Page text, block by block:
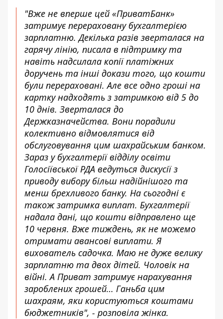
"Вже не вперше цей «ПриватБанк»
затримує перераховану бухгалтерією
зарплатню. Декілька разів зверталася на
гарячу лінію, писала в підтримку та
навіть надсилала копії платіжних
доручень та інші докази того, що кошти
були перераховані. Але все одно гроші на
картку надходять з затримкою від 5 до
10 днів. Зверталася до
Держказначейства. Вони порадили
колективно відмовлятися від
обслуговування цим шахрайським банком.
Зараз у бухгалтерії відділу освіти
Голосіївської РДА ведуться дискусії з
приводу вибору більш надійнішого та
менш брехливого банку. На сьогодні є
також затримка виплат. Бухгалтерії
надала дані, що кошти відправлено ще
10 червня. Вже тиждень, як не можемо
отримати авансові виплати. Я
вихователь садочка. Маю не дуже велику
зарплатню та двох дітей. Чоловік на
війні. А Приват затримує нарахування
зароблених грошей… Ганьба цим
шахраям, яки користуються коштами
бюджетників", - розповіла жінка.